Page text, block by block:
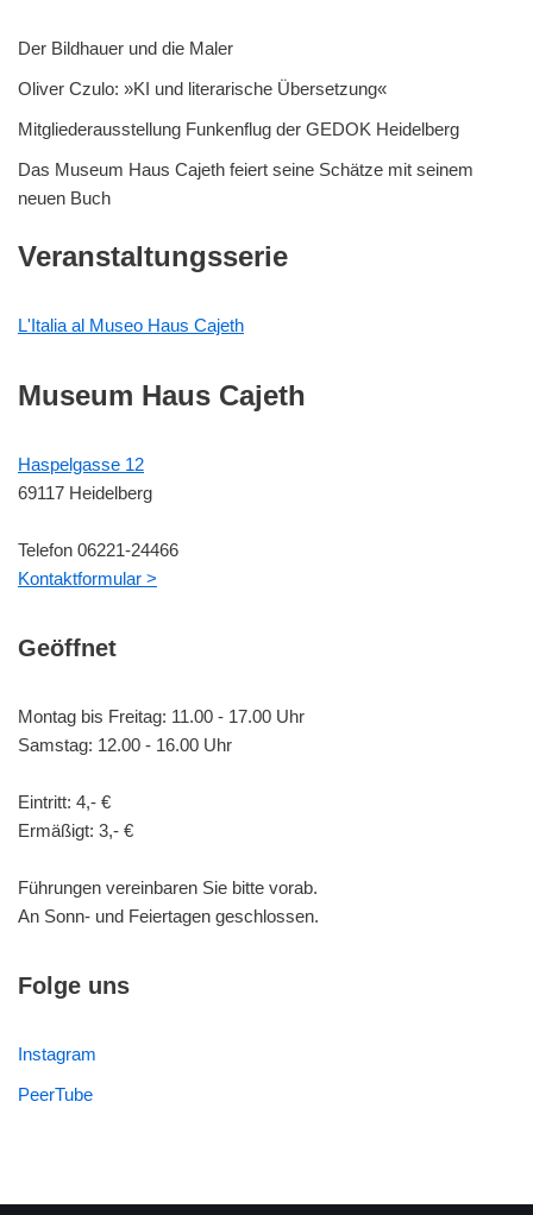
Der Bildhauer und die Maler
Oliver Czulo: »KI und literarische Übersetzung«
Mitgliederausstellung Funkenflug der GEDOK Heidelberg
Das Museum Haus Cajeth feiert seine Schätze mit seinem
neuen Buch
Veranstaltungsserie
L'Italia al Museo Haus Cajeth
Museum Haus Cajeth
Haspelgasse 12
69117 Heidelberg
Telefon 06221-24466
Kontaktformular >
Geöffnet
Montag bis Freitag: 11.00 - 17.00 Uhr
Samstag: 12.00 - 16.00 Uhr
Eintritt: 4,- €
Ermäßigt: 3,- €
Führungen vereinbaren Sie bitte vorab.
An Sonn- und Feiertagen geschlossen.
Folge uns
Instagram
PeerTube